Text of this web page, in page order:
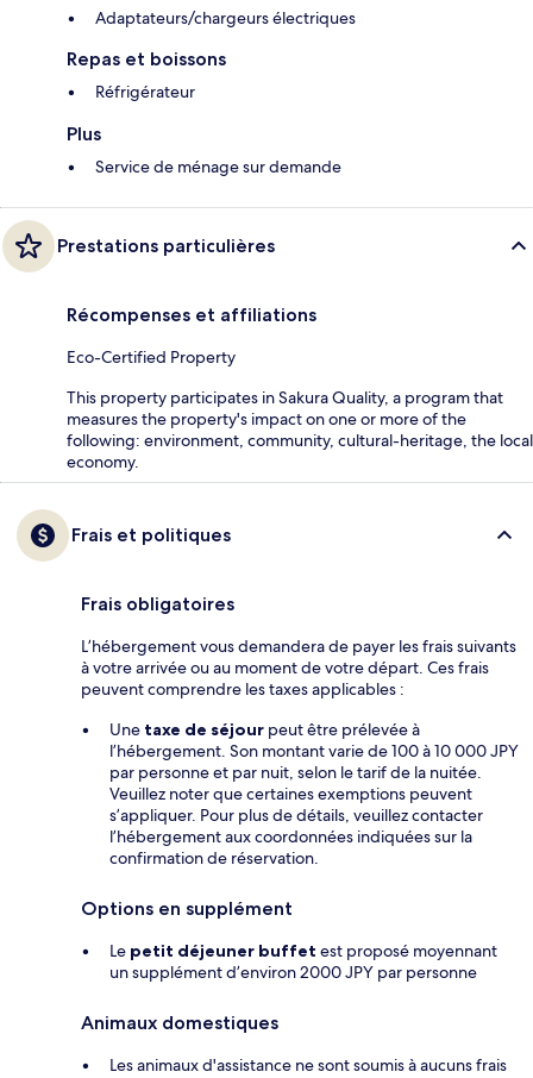
Adaptateurs/chargeurs électriques
Repas et boissons
Réfrigérateur
Plus
Service de ménage sur demande
Prestations particulières
Récompenses et affiliations
Eco-Certified Property
This property participates in Sakura Quality, a program that
measures the property's impact on one or more of the
following: environment, community, cultural-heritage, the local
economy.
Frais et politiques
Frais obligatoires
L’hébergement vous demandera de payer les frais suivants
à votre arrivée ou au moment de votre départ. Ces frais
peuvent comprendre les taxes applicables :
Une taxe de séjour peut être prélevée à
l’hébergement. Son montant varie de 100 à 10 000 JPY
par personne et par nuit, selon le tarif de la nuitée.
Veuillez noter que certaines exemptions peuvent
s’appliquer. Pour plus de détails, veuillez contacter
l’hébergement aux coordonnées indiquées sur la
confirmation de réservation.
Options en supplément
Le petit déjeuner buffet est proposé moyennant
un supplément d’environ 2000 JPY par personne
Animaux domestiques
Les animaux d'assistance ne sont soumis à aucuns frais